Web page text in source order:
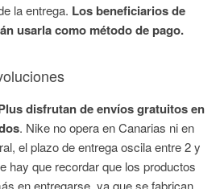
la entrega. Los beneficiarios de
usarla como método de pago.
disfrutan de envíos gratuitos en
. Nike no opera en Canarias ni en
el plazo de entrega oscila entre 2 y
hay que recordar que los productos
en entregarse, ya que se fabrican